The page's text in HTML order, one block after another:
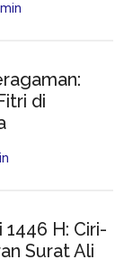
di
H: Ciri-
Surat Ali